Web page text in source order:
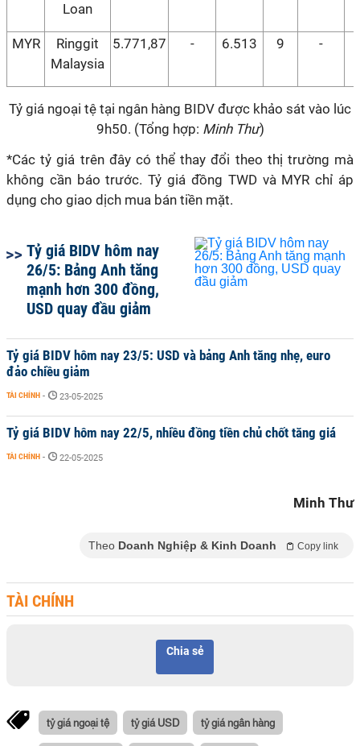
Loan
MYR
Ringgit
Malaysia
5.771,87 - 6.513 9 -
Tỷ giá ngoại tệ tại ngân hàng BIDV được khảo sát vào lúc
9h50. (Tổng hợp: Minh Thư)
*Các tỷ giá trên đây có thể thay đổi theo thị trường mà
không cần báo trước. Tỷ giá đồng TWD và MYR chỉ áp
dụng cho giao dịch mua bán tiền mặt.
Tỷ giá BIDV hôm nay
26/5: Bảng Anh tăng
mạnh hơn 300 đồng,
USD quay đầu giảm
Tỷ giá BIDV hôm nay 23/5: USD và bảng Anh tăng nhẹ, euro
đảo chiều giảm
TÀI CHÍNH - 23-05-2025
Tỷ giá BIDV hôm nay 22/5, nhiều đồng tiền chủ chốt tăng giá
TÀI CHÍNH - 22-05-2025
Minh Thư
Theo Doanh Nghiệp & Kinh Doanh Copy link
TÀI CHÍNH
Chia sẻ
tỷ giá ngoại tệ tỷ giá USD tỷ giá ngân hàng